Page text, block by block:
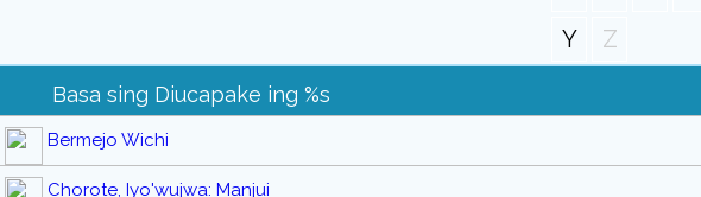
Y
Z
Basa sing Diucapake ing %s
Bermejo Wichi
Chorote, Iyo'wujwa: Manjui